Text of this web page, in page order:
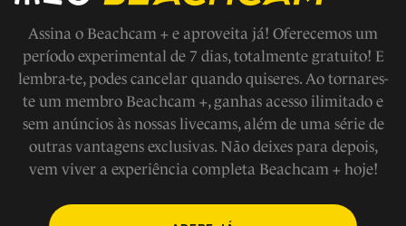
Assina o Beachcam + e aproveita já! Oferecemos um
período experimental de 7 dias, totalmente gratuito! E
lembra-te, podes cancelar quando quiseres. Ao tornares-
te um membro Beachcam +, ganhas acesso ilimitado e
sem anúncios às nossas livecams, além de uma série de
outras vantagens exclusivas. Não deixes para depois,
vem viver a experiência completa Beachcam + hoje!